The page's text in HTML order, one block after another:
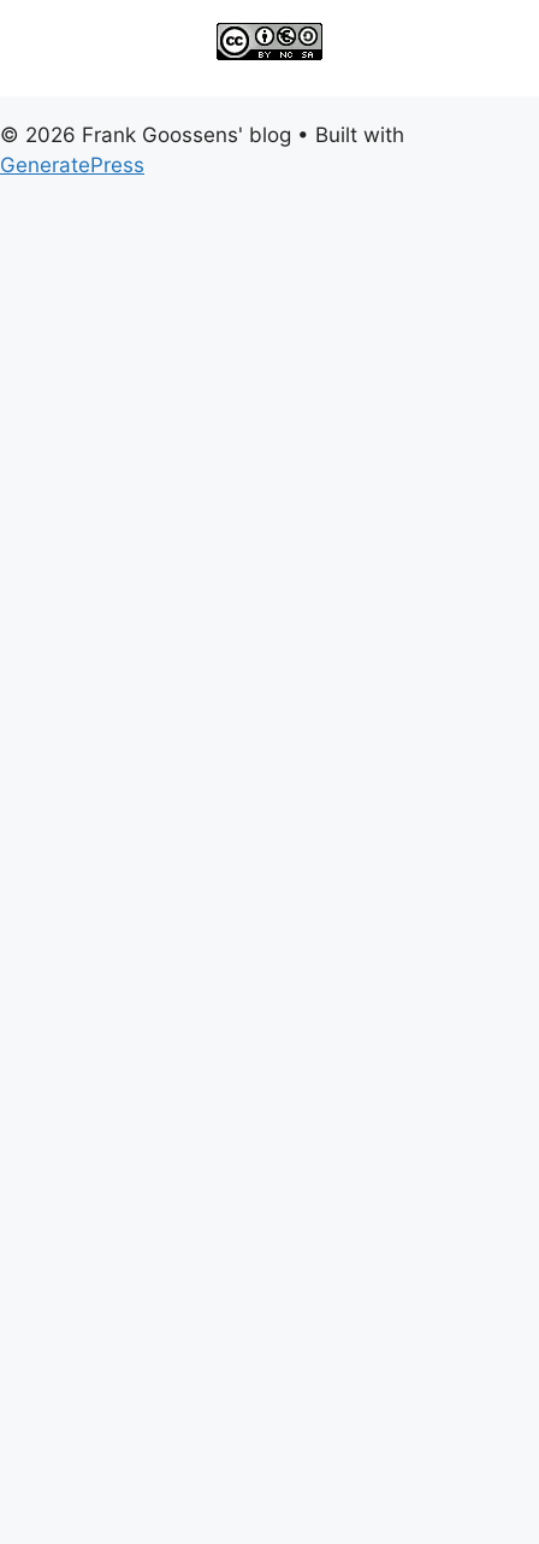
© 2026 Frank Goossens' blog • Built with
GeneratePress